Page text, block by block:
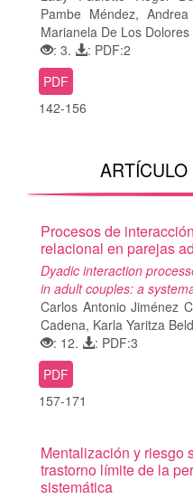
Pambe Méndez,
Marianela De Los
: 3.
: PDF:2
PDF
142-156
Procesos de
relacional en parejas
Dyadic interaction
in adult couples: a
Carlos Antonio Jiménez
Cadena, Karla Yaritza
: 12.
: PDF:3
PDF
157-171
Mentalización y riesgo
trastorno límite de la
sistemática